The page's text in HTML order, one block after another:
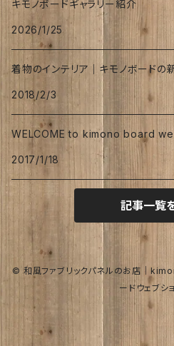
波
涼
海
トロピカル
オリーブ
秋
冬
キモノボードギャラリー紹介
2026/1/25
着物のインテリア｜キモノボード
2018/2/3
WELCOME to kimono board
2017/1/18
記事一覧
© 和風ファブリックパネルのお店｜
ードウェブシ